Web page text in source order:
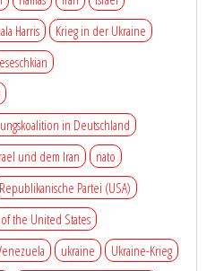
Harris
Krieg in der Ukraine
in Deutschland
und dem Iran
nato
Republikanische Partei (USA)
the United States
ukraine
Ukraine-Krieg